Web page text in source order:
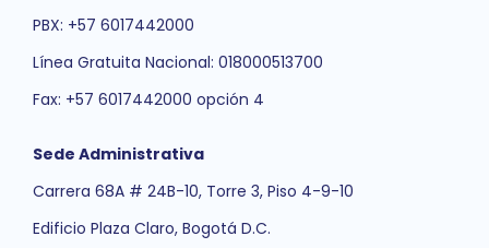
PBX: +57 6017442000
Línea Gratuita Nacional: 018000513700
Fax: +57 6017442000 opción 4
Sede Administrativa
Carrera 68A # 24B-10, Torre 3, Piso 4-9-10
Edificio Plaza Claro, Bogotá D.C.